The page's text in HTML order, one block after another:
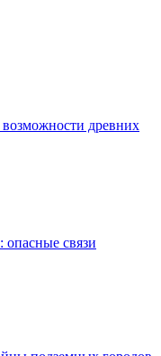
древних
опасные связи